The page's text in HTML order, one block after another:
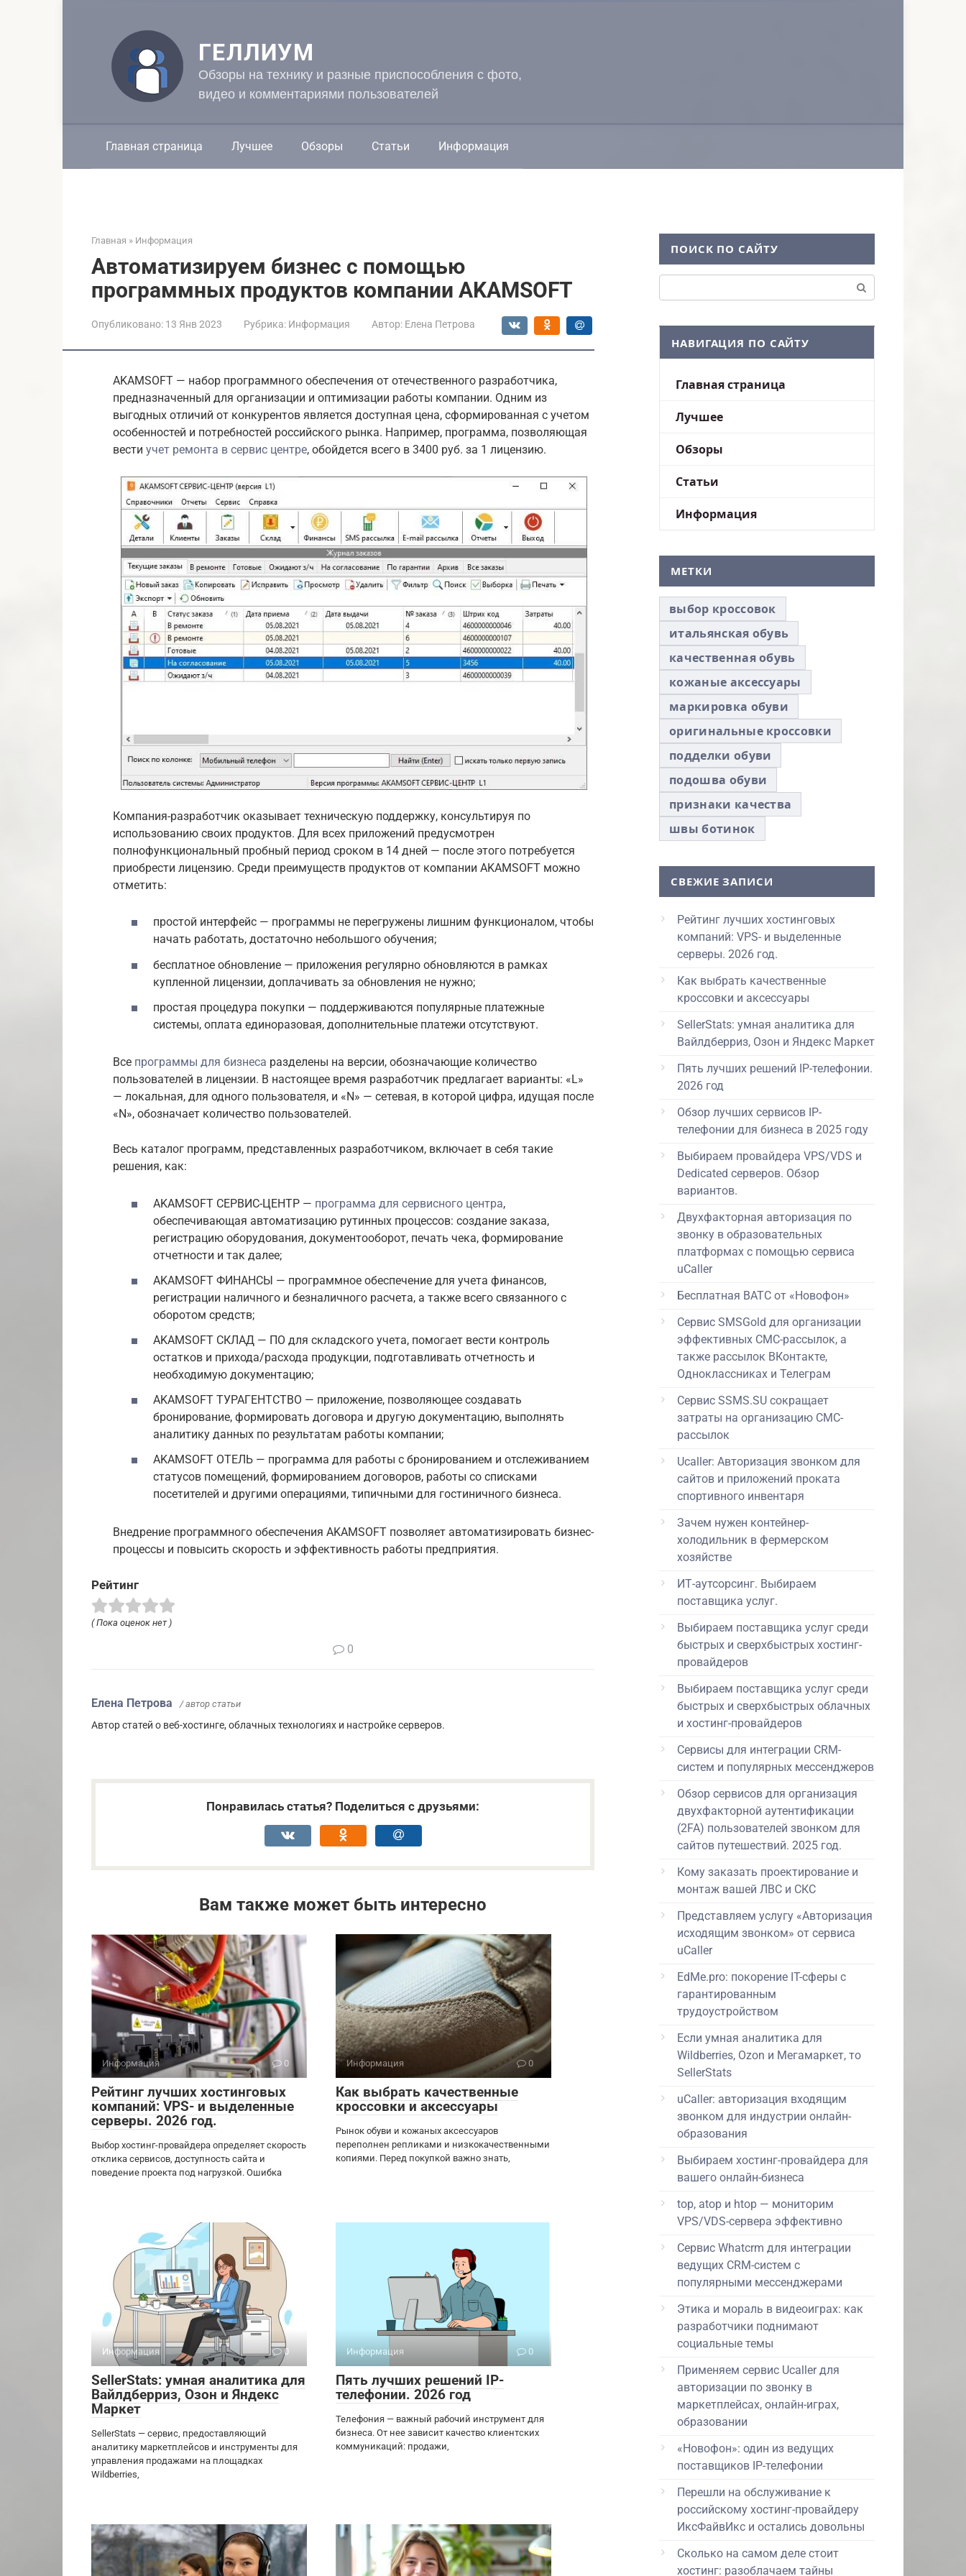
ГЕЛЛИУМ
Обзоры на технику и разные приспособления с фото,
видео и комментариями пользователей
Главная страница Лучшее Обзоры Статьи Информация
Главная » Информация
Автоматизируем бизнес с помощью
программных продуктов компании AKAMSOFT
Опубликовано: 13 Янв 2023 Рубрика: Информация Автор: Елена Петрова
AKAMSOFT — набор программного обеспечения от отечественного разработчика,
предназначенный для организации и оптимизации работы компании. Одним из
выгодных отличий от конкурентов является доступная цена, сформированная с учетом
особенностей и потребностей российского рынка. Например, программа, позволяющая
вести учет ремонта в сервис центре, обойдется всего в 3400 руб. за 1 лицензию.
Компания-разработчик оказывает техническую поддержку, консультируя по
использованию своих продуктов. Для всех приложений предусмотрен
полнофункциональный пробный период сроком в 14 дней — после этого потребуется
приобрести лицензию. Среди преимуществ продуктов от компании AKAMSOFT можно
отметить:
простой интерфейс — программы не перегружены лишним функционалом, чтобы
начать работать, достаточно небольшого обучения;
бесплатное обновление — приложения регулярно обновляются в рамках
купленной лицензии, доплачивать за обновления не нужно;
простая процедура покупки — поддерживаются популярные платежные
системы, оплата единоразовая, дополнительные платежи отсутствуют.
Все программы для бизнеса разделены на версии, обозначающие количество
пользователей в лицензии. В настоящее время разработчик предлагает варианты: «L»
— локальная, для одного пользователя, и «N» — сетевая, в которой цифра, идущая после
«N», обозначает количество пользователей.
Весь каталог программ, представленных разработчиком, включает в себя такие
решения, как:
AKAMSOFT СЕРВИС-ЦЕНТР — программа для сервисного центра,
обеспечивающая автоматизацию рутинных процессов: создание заказа,
регистрацию оборудования, документооборот, печать чека, формирование
отчетности и так далее;
AKAMSOFT ФИНАНСЫ — программное обеспечение для учета финансов,
регистрации наличного и безналичного расчета, а также всего связанного с
оборотом средств;
AKAMSOFT СКЛАД — ПО для складского учета, помогает вести контроль
остатков и прихода/расхода продукции, подготавливать отчетность и
необходимую документацию;
AKAMSOFT ТУРАГЕНТСТВО — приложение, позволяющее создавать
бронирование, формировать договора и другую документацию, выполнять
аналитику данных по результатам работы компании;
AKAMSOFT ОТЕЛЬ — программа для работы с бронированием и отслеживанием
статусов помещений, формированием договоров, работы со списками
посетителей и другими операциями, типичными для гостиничного бизнеса.
Внедрение программного обеспечения AKAMSOFT позволяет автоматизировать бизнес-
процессы и повысить скорость и эффективность работы предприятия.
Рейтинг
( Пока оценок нет )
0
Елена Петрова / автор статьи
Автор статей о веб-хостинге, облачных технологиях и настройке серверов.
Понравилась статья? Поделиться с друзьями:
Вам также может быть интересно
Информация 0
Рейтинг лучших хостинговых
компаний: VPS- и выделенные
серверы. 2026 год.
Выбор хостинг-провайдера определяет скорость
отклика сервисов, доступность сайта и
поведение проекта под нагрузкой. Ошибка
Информация 0
Как выбрать качественные
кроссовки и аксессуары
Рынок обуви и кожаных аксессуаров
переполнен репликами и низкокачественными
копиями. Перед покупкой важно знать,
Информация 0
SellerStats: умная аналитика для
Вайлдберриз, Озон и Яндекс
Маркет
SellerStats — сервис, предоставляющий
аналитику маркетплейсов и инструменты для
управления продажами на площадках
Wildberries,
Информация 0
Пять лучших решений IP-
телефонии. 2026 год
Телефония — важный рабочий инструмент для
бизнеса. От нее зависит качество клиентских
коммуникаций: продажи,
ПОИСК ПО САЙТУ
НАВИГАЦИЯ ПО САЙТУ
Главная страница
Лучшее
Обзоры
Статьи
Информация
МЕТКИ
выбор кроссовок
итальянская обувь
качественная обувь
кожаные аксессуары
маркировка обуви
оригинальные кроссовки
подделки обуви
подошва обуви
признаки качества
швы ботинок
СВЕЖИЕ ЗАПИСИ
Рейтинг лучших хостинговых
компаний: VPS- и выделенные
серверы. 2026 год.
Как выбрать качественные
кроссовки и аксессуары
SellerStats: умная аналитика для
Вайлдберриз, Озон и Яндекс Маркет
Пять лучших решений IP-телефонии.
2026 год
Обзор лучших сервисов IP-
телефонии для бизнеса в 2025 году
Выбираем провайдера VPS/VDS и
Dedicated серверов. Обзор
вариантов.
Двухфакторная авторизация по
звонку в образовательных
платформах с помощью сервиса
uCaller
Бесплатная ВАТС от «Новофон»
Сервис SMSGold для организации
эффективных СМС-рассылок, а
также рассылок ВКонтакте,
Одноклассниках и Телеграм
Сервис SSMS.SU сокращает
затраты на организацию СМС-
рассылок
Ucaller: Авторизация звонком для
сайтов и приложений проката
спортивного инвентаря
Зачем нужен контейнер-
холодильник в фермерском
хозяйстве
ИТ-аутсорсинг. Выбираем
поставщика услуг.
Выбираем поставщика услуг среди
быстрых и сверхбыстрых хостинг-
провайдеров
Выбираем поставщика услуг среди
быстрых и сверхбыстрых облачных
и хостинг-провайдеров
Сервисы для интеграции CRM-
систем и популярных мессенджеров
Обзор сервисов для организация
двухфакторной аутентификации
(2FA) пользователей звонком для
сайтов путешествий. 2025 год.
Кому заказать проектирование и
монтаж вашей ЛВС и СКС
Представляем услугу «Авторизация
исходящим звонком» от сервиса
uCaller
EdMe.pro: покорение IT-сферы с
гарантированным
трудоустройством
Если умная аналитика для
Wildberries, Ozon и Мегамаркет, то
SellerStats
uCaller: авторизация входящим
звонком для индустрии онлайн-
образования
Выбираем хостинг-провайдера для
вашего онлайн-бизнеса
top, atop и htop — мониторим
VPS/VDS-сервера эффективно
Сервис Whatcrm для интеграции
ведущих CRM-систем с
популярными мессенджерами
Этика и мораль в видеоиграх: как
разработчики поднимают
социальные темы
Применяем сервис Ucaller для
авторизации по звонку в
маркетплейсах, онлайн-играх,
образовании
«Новофон»: один из ведущих
поставщиков IP-телефонии
Перешли на обслуживание к
российскому хостинг-провайдеру
ИксФайвИкс и остались довольны
Сколько на самом деле стоит
хостинг: разоблачаем тайны